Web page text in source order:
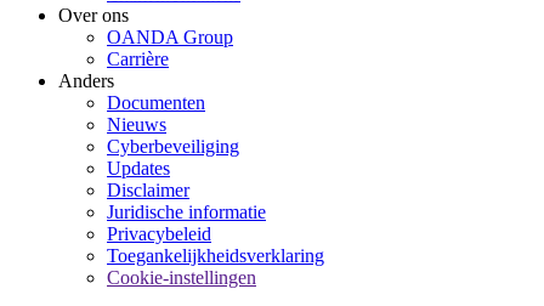
Over ons
OANDA Group
Carrière
Anders
Documenten
Nieuws
Cyberbeveiliging
Updates
Disclaimer
Juridische informatie
Privacybeleid
Toegankelijkheidsverklaring
Cookie-instellingen